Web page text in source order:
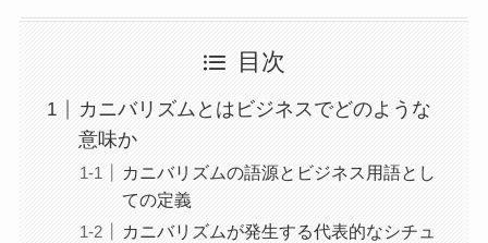
目次
カニバリズムとはビジネスでどのような
意味か
カニバリズムの語源とビジネス用語とし
ての定義
カニバリズムが発生する代表的なシチュ